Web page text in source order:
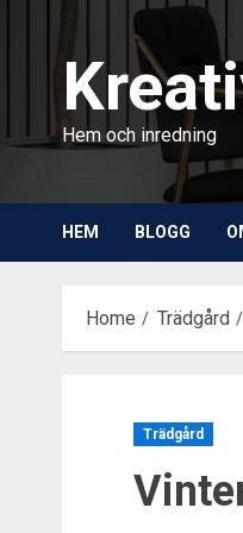
Hem och inredning
HEM BLOGG
Home Trädgård
Trädgård